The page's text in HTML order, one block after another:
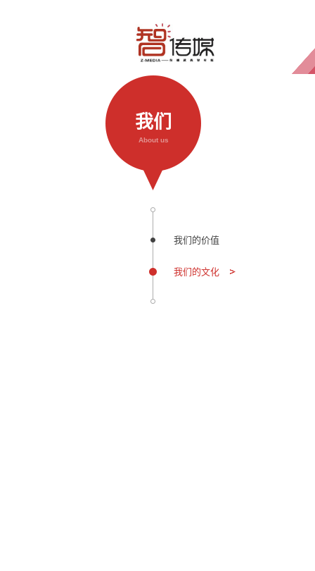
我们
About us
我们的价值
我们的文化